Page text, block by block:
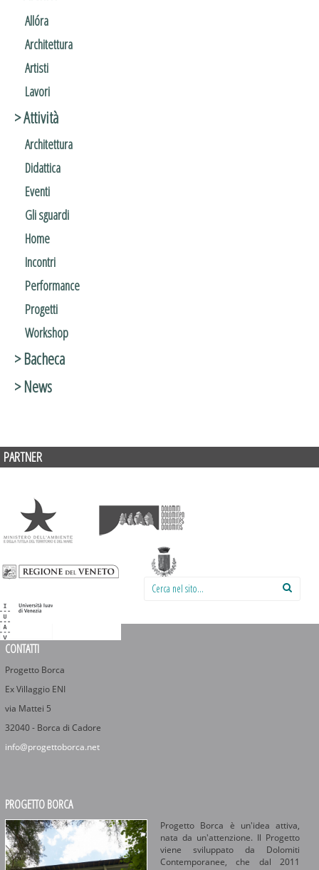
Allóra
Architettura
Artisti
Lavori
> Attività
Architettura
Didattica
Eventi
Gli sguardi
Home
Incontri
Performance
Progetti
Workshop
> Bacheca
> News
PARTNER
Cerca nel sito:
CONTATTI
Progetto Borca
Ex Villaggio ENI
via Mattei 5
32040 - Borca di Cadore
info@progettoborca.net
PROGETTO BORCA
Progetto Borca è un'idea attiva,
nata da un'attenzione. Il Progetto
viene sviluppato da Dolomiti
Contemporanee, che dal 2011